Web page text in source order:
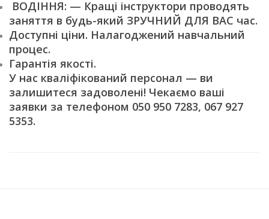
ВОДІННЯ: — Кращі інструктори проводять
заняття в будь-який ЗРУЧНИЙ ДЛЯ ВАС час.
Доступні ціни. Налагоджений навчальний
процес.
Гарантія якості.
У нас кваліфікований персонал — ви
залишитеся задоволені! Чекаємо ваші
заявки за телефоном 050 950 7283, 067 927
5353.